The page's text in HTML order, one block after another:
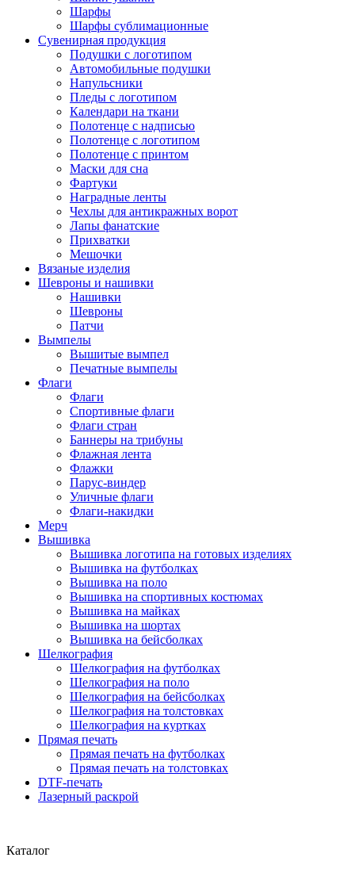
Шарфы
Шарфы сублимационные
Сувенирная продукция
Подушки с логотипом
Автомобильные подушки
Напульсники
Пледы с логотипом
Календари на ткани
Полотенце с надписью
Полотенце с логотипом
Полотенце с принтом
Маски для сна
Фартуки
Наградные ленты
Чехлы для антикражных ворот
Лапы фанатские
Прихватки
Мешочки
Вязаные изделия
Шевроны и нашивки
Нашивки
Шевроны
Патчи
Вымпелы
Вышитые вымпел
Печатные вымпелы
Флаги
Флаги
Спортивные флаги
Флаги стран
Баннеры на трибуны
Флажная лента
Флажки
Парус-виндер
Уличные флаги
Флаги-накидки
Мерч
Вышивка
Вышивка логотипа на готовых изделиях
Вышивка на футболках
Вышивка на поло
Вышивка на спортивных костюмах
Вышивка на майках
Вышивка на шортах
Вышивка на бейсболках
Шелкография
Шелкография на футболках
Шелкография на поло
Шелкография на бейсболках
Шелкография на толстовках
Шелкография на куртках
Прямая печать
Прямая печать на футболках
Прямая печать на толстовках
DTF-печать
Лазерный раскрой
Каталог